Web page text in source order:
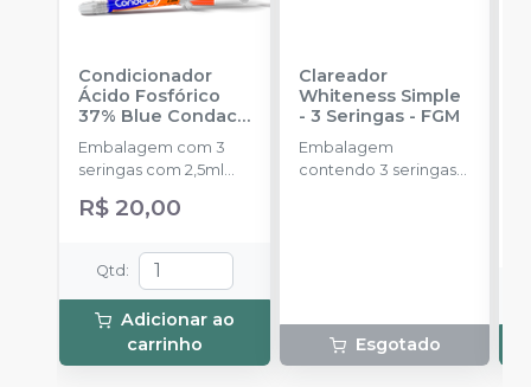
Condicionador
Ácido Fosfórico
37% Blue Condac-
FGM
Embalagem com 3
seringas com 2,5ml
ponteiras para
R$ 20,00
Qtd :
Adicionar ao
carrinho
Clareador
Whiteness Simple
- 3 Seringas- FGM
Embalagem
contendo 3 seringas
Esgotado